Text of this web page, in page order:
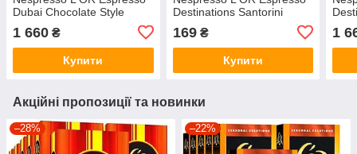
Dubai Chocolate Style
алюмінієвих капсул
(Інтенсивність 8)
1 660 ₴
Купити
Destinations Santorini
Sunset 100% arabica 100
алюмінієвих капсул
(Інтенсивність 7)
169₴
Купити
1
Акційні пропозиції та новинки
–28% –22%